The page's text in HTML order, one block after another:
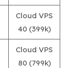
Cloud VPS
40 (399k)
Cloud VPS
80 (799k)